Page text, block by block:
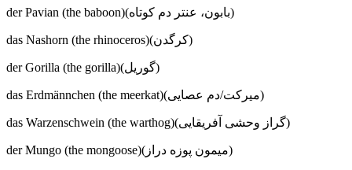
der Pavian (the baboon)(بابون، عنتر دم کوتاه)
das Nashorn (the rhinoceros)(کرگدن)
der Gorilla (the gorilla)(گوریل)
das Erdmännchen (the meerkat)(میرکت/دم عصایی)
das Warzenschwein (the warthog)(گراز وحشی آفریقایی)
der Mungo (the mongoose)(میمون پوزه دراز)